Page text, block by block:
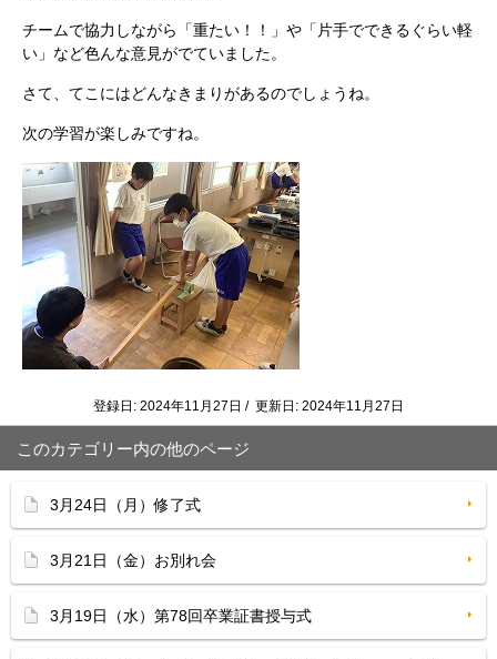
チームで協力しながら「重たい！！」や「片手でできるぐらい軽
い」など色んな意見がでていました。
さて、てこにはどんなきまりがあるのでしょうね。
次の学習が楽しみですね。
登録日: 2024年11月27日 / 更新日: 2024年11月27日
このカテゴリー内の他のページ
3月24日（月）修了式
3月21日（金）お別れ会
3月19日（水）第78回卒業証書授与式